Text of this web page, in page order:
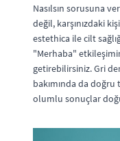
Nasılsın sorusuna
değil, karşınızdaki
estethica ile cilt
"Merhaba"
getirebilirsiniz. Gri
bakımında da
olumlu sonuçlar